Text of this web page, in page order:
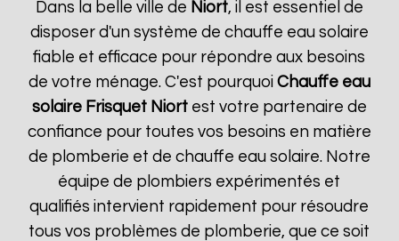
Dans la belle ville de Niort, il est essentiel de
disposer d'un système de chauffe eau solaire
fiable et efficace pour répondre aux besoins
de votre ménage. C'est pourquoi Chauffe eau
solaire Frisquet Niortest votre partenaire de
confiance pour toutes vos besoins en matière
de plomberie et de chauffe eau solaire. Notre
équipe de plombiers expérimentés et
qualifiés intervient rapidement pour résoudre
tous vos problèmes de plomberie, que ce soit